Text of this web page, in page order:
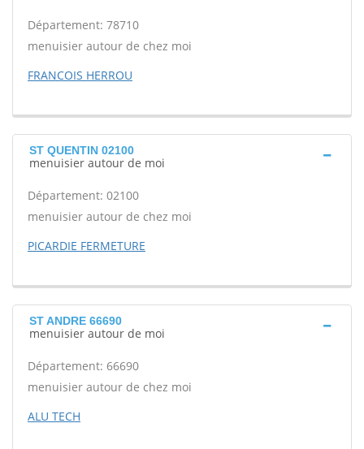
Département: 78710
menuisier autour de chez moi
FRANCOIS HERROU
ST QUENTIN 02100
menuisier autour de moi
Département: 02100
menuisier autour de chez moi
PICARDIE FERMETURE
ST ANDRE 66690
menuisier autour de moi
Département: 66690
menuisier autour de chez moi
ALU TECH